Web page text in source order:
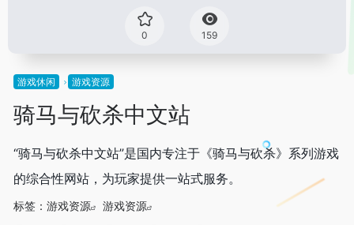
0 159
游戏休闲 游戏资源
骑马与砍杀中文站
“骑马与砍杀中文站”是国内专注于《骑马与砍杀》系列游戏
的综合性网站，为玩家提供一站式服务。
标签： 游戏资源 游戏资源